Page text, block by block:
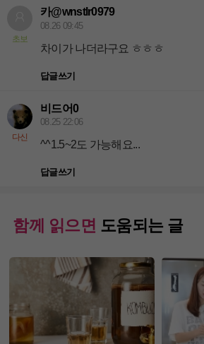
초보
카@wnstlr0979
08.26 09:45
차이가 나더라구요 ㅎㅎㅎ
답글쓰기
다신
비드어0
08.25 22:06
^^1.5~2도 가능해요...
답글쓰기
함께 읽으면 도움되는 글